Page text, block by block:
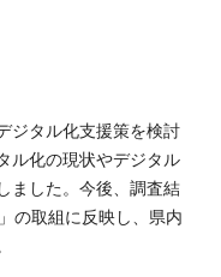
ジタル化支援策を検討
ル化の現状やデジタル
ました。今後、調査結
の取組に反映し、県内